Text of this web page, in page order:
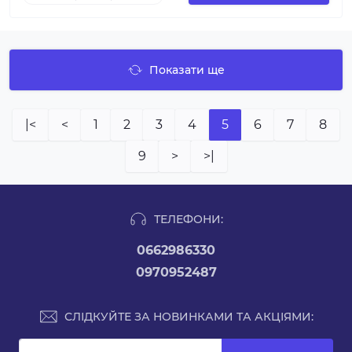
Показати ще
|< < 1 2 3 4 5 6 7 8
9 > >|
ТЕЛЕФОНИ:
0662986330
0970952487
СЛІДКУЙТЕ ЗА НОВИНКАМИ ТА АКЦІЯМИ: